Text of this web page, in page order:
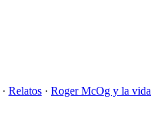
· Relatos · Roger McOg y la vida